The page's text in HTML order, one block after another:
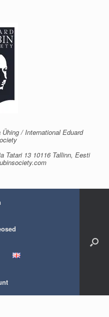
/ International Eduard
Tatari 13 10116 Tallinn, Eesti